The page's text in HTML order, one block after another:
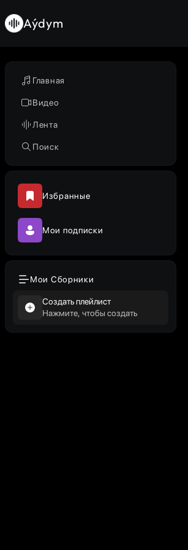
Главная
Видео
Лента
Поиск
Избранные
Мои подписки
Мои Сборники
Создать плейлист
Нажмите, чтобы создать
Aýdym